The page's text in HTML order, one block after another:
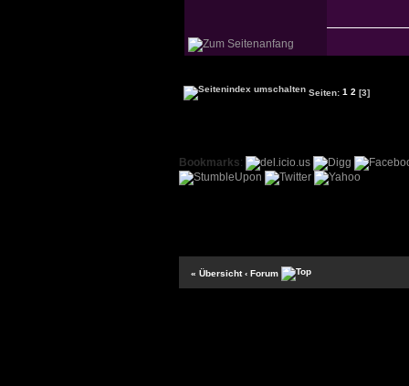
Seiten: 1 2 [3]
Bookmarks:
« Übersicht ‹ Forum